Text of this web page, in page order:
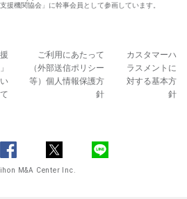
援機関協会」に幹事会員として参画しています。
て
ご利用にあたって
（外部送信ポリシー
等）個人情報保護方
針
カスタマーハ
ラスメントに
対する基本方
針
M&A Center Inc.